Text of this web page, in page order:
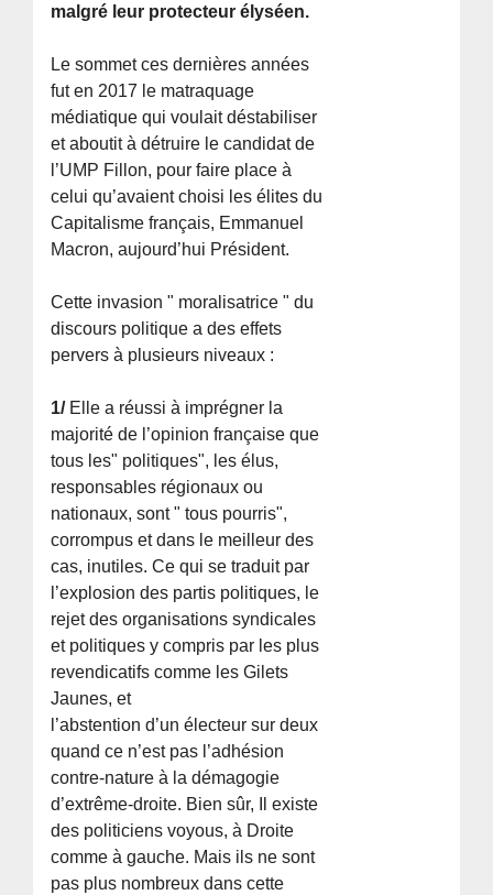
malgré leur protecteur élyséen.
Le sommet ces dernières années
fut en 2017 le matraquage
médiatique qui voulait déstabiliser
et aboutit à détruire le candidat de
l’UMP Fillon, pour faire place à
celui qu’avaient choisi les élites du
Capitalisme français, Emmanuel
Macron, aujourd’hui Président.
Cette invasion " moralisatrice " du
discours politique a des effets
pervers à plusieurs niveaux :
1/ Elle a réussi à imprégner la
majorité de l’opinion française que
tous les" politiques", les élus,
responsables régionaux ou
nationaux, sont " tous pourris",
corrompus et dans le meilleur des
cas, inutiles. Ce qui se traduit par
l’explosion des partis politiques, le
rejet des organisations syndicales
et politiques y compris par les plus
revendicatifs comme les Gilets
Jaunes, et
l’abstention d’un électeur sur deux
quand ce n’est pas l’adhésion
contre-nature à la démagogie
d’extrême-droite. Bien sûr, Il existe
des politiciens voyous, à Droite
comme à gauche. Mais ils ne sont
pas plus nombreux dans cette